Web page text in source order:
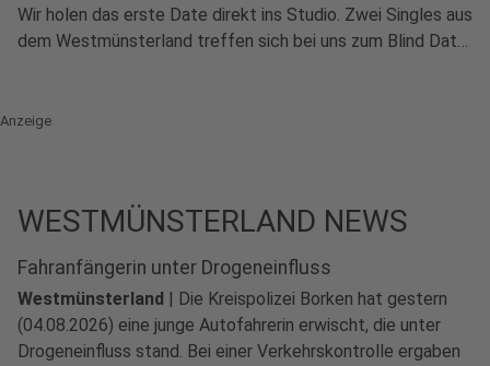
Wir holen das erste Date direkt ins Studio. Zwei Singles aus
dem Westmünsterland treffen sich bei uns zum Blind Date,
Anzeige
WESTMÜNSTERLAND NEWS
Fahranfängerin unter Drogeneinfluss
Westmünsterland | Die Kreispolizei Borken hat gestern
(04.08.2026) eine junge Autofahrerin erwischt, die unter
Drogeneinfluss stand. Bei einer Verkehrskontrolle ergaben